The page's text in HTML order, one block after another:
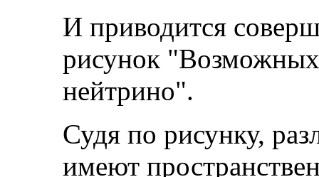
И приводится
рисунок "Возможных
нейтрино".
Судя по рисунку,
имеют